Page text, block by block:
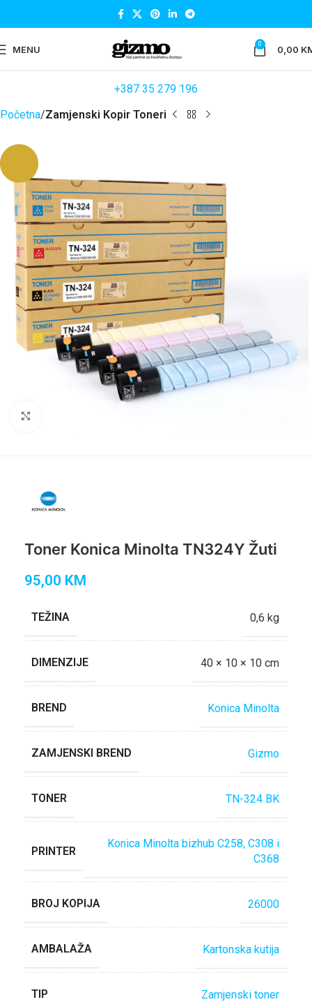
MENU 0 0,00
+387 35 279 196
Početna Zamjenski Kopir Toneri
Toner Konica Minolta TN324Y Žuti
95,00 KM
TEŽINA 0,6 kg
DIMENZIJE 40 × 10 × 10 cm
BREND Konica Minolta
ZAMJENSKI BREND Gizmo
TONER TN-324 BK
PRINTER
Konica Minolta bizhub C258, C308 i
C368
BROJ KOPIJA 26000
AMBALAŽA Kartonska kutija
TIP Zamjenski toner